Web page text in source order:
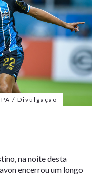
/ Divulgação
na noite desta
encerrou um longo